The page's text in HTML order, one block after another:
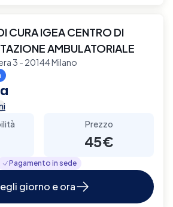
CURA IGEA CENTRO DI
AMBULATORIALE
3 - 20144 Milano
Prezzo
45€
Pagamento in sede
giorno e ora